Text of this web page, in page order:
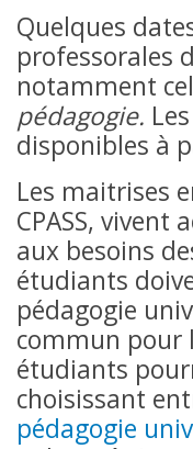
Quelques
professorales
notamment
pédagogie.
disponibles à
Les maitrises
CPASS,
aux besoins
étudiants
pédagogie
commun pour
étudiants
choisissant
pédagogie